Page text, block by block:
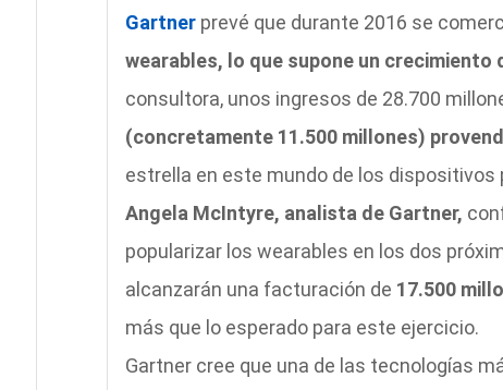
Gartnerprevé que durante 2016 se
wearables, lo que supone un crecimiento
consultora, unos ingresos de 28.700
(concretamente 11.500 millones)
estrella en este mundo de los dispositivos
Angela McIntyre, analista de Gartner,
popularizar los wearables en los dos
alcanzarán una facturación de 17.500
más que lo esperado para este ejercicio.
Gartner cree que una de las tecnologías